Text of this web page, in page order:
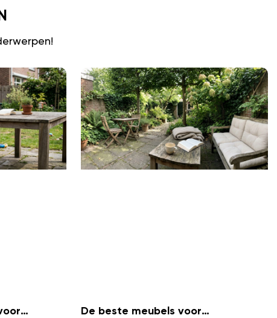
De beste meubels voor